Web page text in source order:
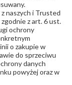
naszych i Trusted
z art. 6 ust.
ochrony
o zakupie w
do sprzeciwu
danych
powyżej oraz w